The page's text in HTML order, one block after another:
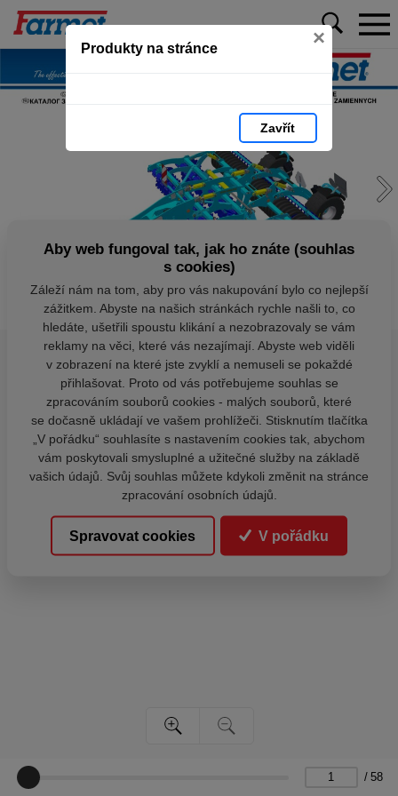
Produkty na stránce ×
Zavřít
/ 58
Aby web fungoval tak, jak ho znáte (souhlas
s cookies)
Záleží nám na tom, aby pro vás nakupování bylo co nejlepší
zážitkem. Abyste na našich stránkách rychle našli to, co
hledáte, ušetřili spoustu klikání a nezobrazovaly se vám
reklamy na věci, které vás nezajímají. Abyste web viděli
v zobrazení na které jste zvyklí a nemuseli se pokaždé
přihlašovat. Proto od vás potřebujeme souhlas se
zpracováním souborů cookies - malých souborů, které
se dočasně ukládají ve vašem prohlížeči. Stisknutím tlačítka
„V pořádku“ souhlasíte s nastavením cookies tak, abychom
vám poskytovali smysluplné a užitečné služby na základě
vašich údajů. Svůj souhlas můžete kdykoli změnit na stránce
zpracování osobních údajů.
Spravovat cookies V pořádku